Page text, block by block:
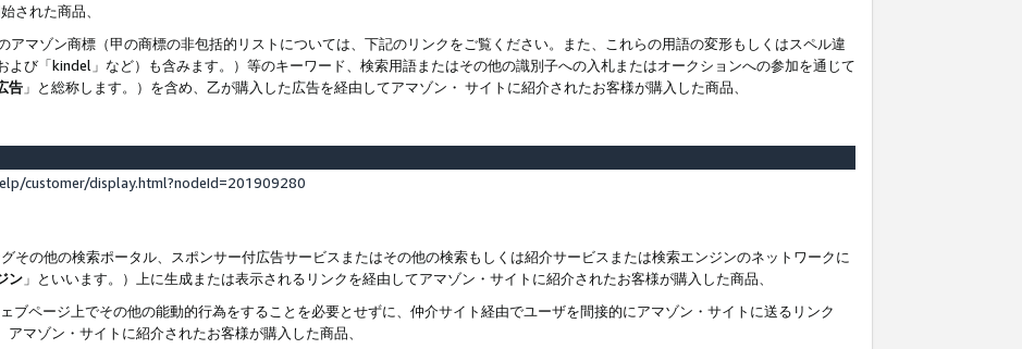
された商品、
アマゾン商標（甲の商標の非包括的リストについては、下記のリンクをご覧ください。また、これらの用語の変形もしくはスペル違
よび「kindel」など）も含みます。）等のキーワード、検索用語またはその他の識別子への入札またはオークションへの参加を通じて
告 」と総称します。）を含め、乙が購入した広告を経由してアマゾン・ サイトに紹介されたお客様が購入した商品、
customer/display.html?nodeId=201909280
その他の検索ポータル、スポンサー付広告サービスまたはその他の検索もしくは紹介サービスまたは検索エンジンのネットワークに
ン 」といいます。）上に生成または表示されるリンクを経由してアマゾン・サイトに紹介されたお客様が購入した商品、
ブページ上でその他の能動的行為をすることを必要とせずに、仲介サイト経由でユーザを間接的にアマゾン・サイトに送るリンク
アマゾン・サイトに紹介されたお客様が購入した商品、